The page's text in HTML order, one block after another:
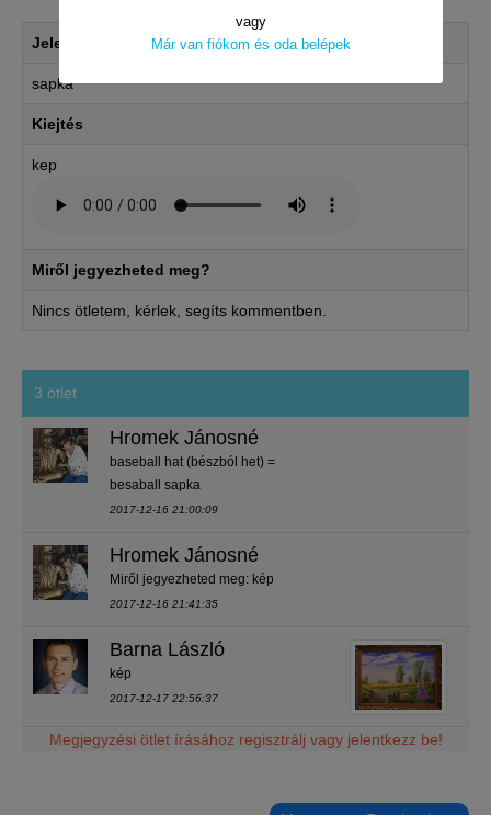
vagy
Már van fiókom és oda belépek
Jelentés
sapka
Kiejtés
kep
Miről jegyezheted meg?
Nincs ötletem, kérlek, segíts kommentben.
3 ötlet
Hromek Jánosné
baseball hat (bészból het) =
besaball sapka
2017-12-16 21:00:09
Hromek Jánosné
Miről jegyezheted meg: kép
2017-12-16 21:41:35
Barna László
kép
2017-12-17 22:56:37
Megjegyzési ötlet írásához regisztrálj vagy jelentkezz be!